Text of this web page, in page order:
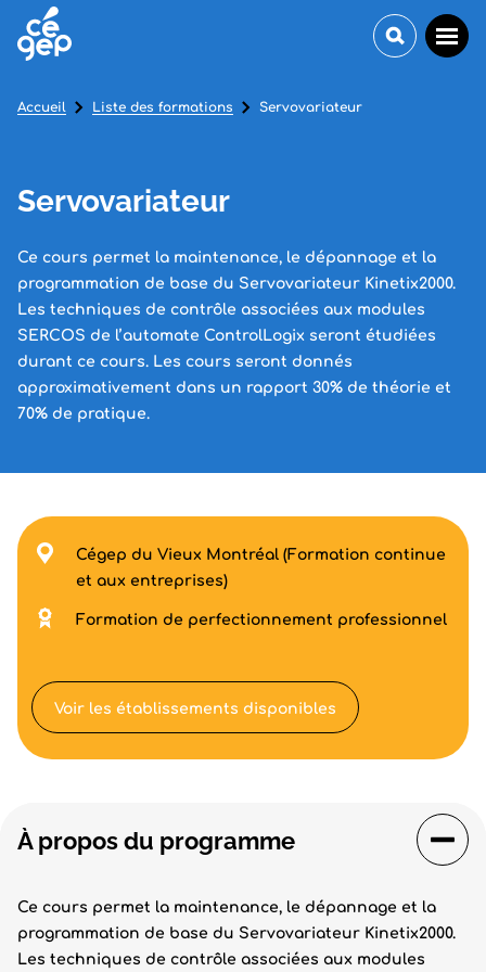
Servovariateur
Ce cours permet la maintenance, le dépannage et la
programmation de base du Servovariateur Kinetix2000.
Les techniques de contrôle associées aux modules
SERCOS de l’automate ControlLogix seront étudiées
durant ce cours. Les cours seront donnés
approximativement dans un rapport 30% de théorie et
70% de pratique.
Accueil Liste des formations Servovariateur
À propos du programme
Ce cours permet la maintenance, le dépannage et la
programmation de base du Servovariateur Kinetix2000.
Les techniques de contrôle associées aux modules
Cégep du Vieux Montréal (Formation continue
et aux entreprises)
Formation de perfectionnement professionnel
Voir les établissements disponibles